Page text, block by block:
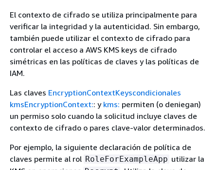
El contexto de cifrado se utiliza principalmente para
verificar la integridad y la autenticidad. Sin embargo,
también puede utilizar el contexto de cifrado para
controlar el acceso a AWS KMS keys de cifrado
simétricas en las políticas de claves y las políticas de
IAM.
Las claves EncryptionContextKeyscondicionales
kmsEncryptionContext:: y kms: permiten (o deniegan)
un permiso solo cuando la solicitud incluye claves de
contexto de cifrado o pares clave-valor determinados.
Por ejemplo, la siguiente declaración de política de
claves permite al rol RoleForExampleApp utilizar la